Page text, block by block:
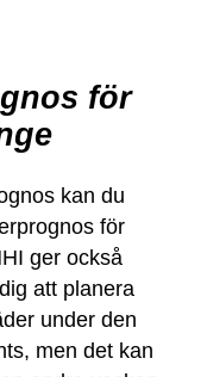
för
kan du
för
ger också
att planera
under den
men det kan